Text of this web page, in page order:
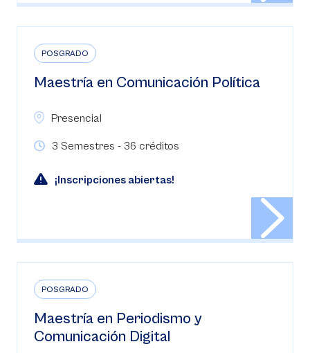
POSGRADO
Maestría en Comunicación Política
Presencial
3 Semestres - 36 créditos
¡Inscripciones abiertas!
POSGRADO
Maestría en Periodismo y
Comunicación Digital